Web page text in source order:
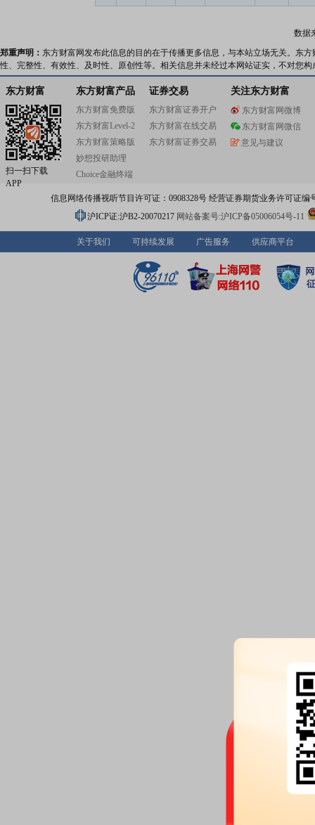
数据
郑重声明： 东方财富网发布此信息的目的在于传播更多信息，与本站立场无关。东
性、完整性、有效性、及时性、原创性等。相关信息并未经过本网站证实，不对您
东方财富
扫一扫下载
APP
东方财富产品
东方财富免费版
东方财富Level-2
东方财富策略版
妙想投研助理
Choice金融终端
证券交易
东方财富证券开户
东方财富在线交易
东方财富证券交易
关注东方财富
东方财富网微博
东方财富网微信
意见与建议
信息网络传播视听节目许可证：0908328号 经营证券期货业务许可证编
沪ICP证:沪B2-20070217 网站备案号:沪ICP备05006054号-11
关于我们 可持续发展 广告服务 供应商平台